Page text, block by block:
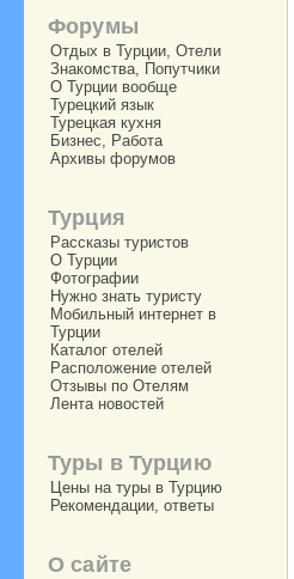
Форумы
Отдых в Турции, Отели
Знакомства, Попутчики
О Турции вообще
Турецкий язык
Турецкая кухня
Бизнес, Работа
Архивы форумов
Турция
Рассказы туристов
О Турции
Фотографии
Нужно знать туристу
Мобильный интернет в
Турции
Каталог отелей
Расположение отелей
Отзывы по Отелям
Лента новостей
Туры в Турцию
Цены на туры в Турцию
Рекомендации, ответы
О сайте